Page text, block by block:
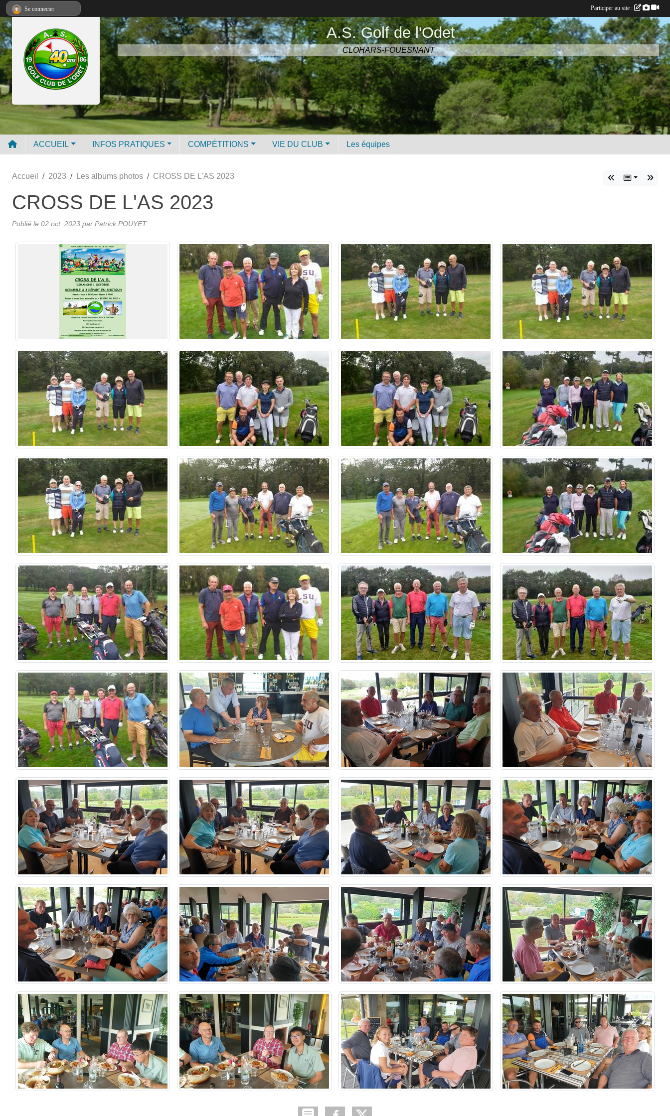
A.S. Golf de l'Odet
CLOHARS-FOUESNANT
ACCUEIL INFOS PRATIQUES COMPÉTITIONS VIE DU CLUB Les équipes
Accueil 2023 Les albums photos CROSS DE L'AS 2023
CROSS DE L'AS 2023
Publié le 02 oct. 2023 par Patrick POUYET
Se connecter Participer au site :
Panneau de gestion des cookies